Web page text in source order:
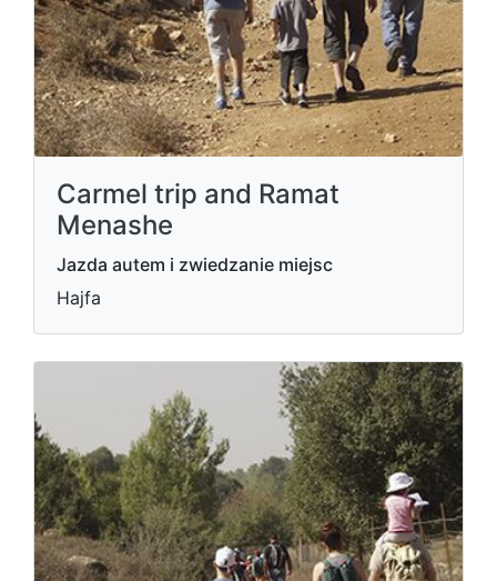
Carmel trip and Ramat
Menashe
Jazda autem i zwiedzanie miejsc
Hajfa